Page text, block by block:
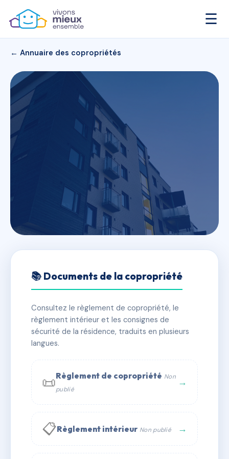
☰
← Annuaire des copropriétés
LOU FELIBRE / ROQUEVAIRE
✓ Immatriculée 🏠 10 lots 🏗 1 bâtiment(s)
📞 Contacter Syndic Digital
📚 Documents de la copropriété
Consultez le règlement de copropriété, le
règlement intérieur et les consignes de
sécurité de la résidence, traduits en plusieurs
langues.
📜Règlement de copropriété Non
publié
→
📋Règlement intérieur Non publié →